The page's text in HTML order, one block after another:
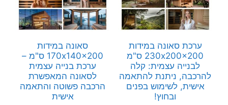
ערכת סאונה במידות
230x200x200 ס"מ
לבנייה עצמית: קלה
להרכבה, ניתנת להתאמה
אישית, לשימוש בפנים
ובחוץ!
סאונה במידות
170x140x200 ס"מ –
ערכת בנייה עצמית
לסאונה המאפשרת
הרכבה פשוטה והתאמה
אישית